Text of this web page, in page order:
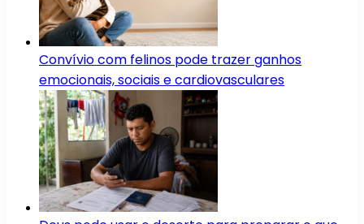
Convívio com felinos pode trazer ganhos
emocionais, sociais e cardiovasculares